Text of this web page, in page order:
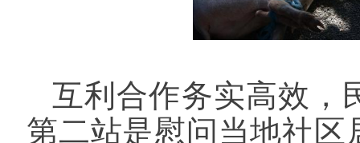
互利合作务实高效，
第二站是慰问当地社